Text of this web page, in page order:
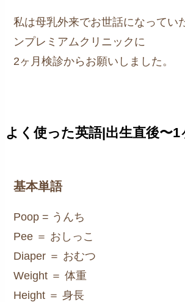
私は母乳外来でお世話になってい
ンプレミアムクリニックに
2ヶ月検診からお願いしました。
よく使った英語|出生直後〜
基本単語
Poop = うんち
Pee ＝ おしっこ
Diaper ＝ おむつ
Weight ＝ 体重
Height ＝ 身長